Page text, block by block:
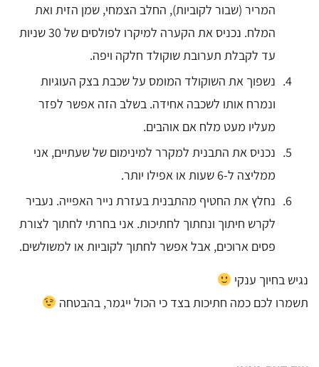
המריר (שבור לקוביות), החלב הצמחי, שמן הזית ואת
המלח. נכניס את הקערה למיקרו לפולסים של 30 שניות
עד לקבלת תערובת שוקולד חלקה ויפה.
נשפוך את השוקולד המומס על שכבת בצק העוגיות
ונמרח אותו לשכבה אחידה. בשלב הזה אפשר לפזר
מעליו מעט מלח אם אוהבים.
נכניס את התבנית למקרר למינימום של שעתיים, אני
ממליצה ל-6 שעות או אפילו יותר.
נחלץ את החטיף מהתבנית בעזרת נייר האפייה. נעביר
לקרש חיתוך ונחתוך לחתיכות. אני בחרתי לחתוך לצורת
פסים ארוכים, אבל אפשר לחתוך לקוביות או למשולשים.
נגיש בחיוך ענקי
תשמרו לכם כמה חתיכות בצד כי הכול ייגמר, בהבטחה